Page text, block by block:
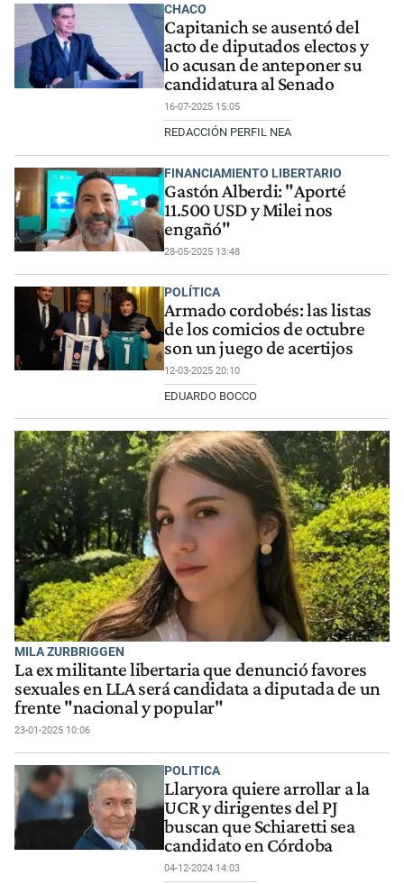
CHACO
Capitanich se ausentó del
acto de diputados electos y
lo acusan de anteponer su
candidatura al Senado
16-07-2025 15:05
REDACCIÓN PERFIL NEA
FINANCIAMIENTO LIBERTARIO
Gastón Alberdi: "Aporté
11.500 USD y Milei nos
engañó"
28-05-2025 13:48
POLÍTICA
Armado cordobés: las listas
de los comicios de octubre
son un juego de acertijos
12-03-2025 20:10
EDUARDO BOCCO
MILA ZURBRIGGEN
La ex militante libertaria que denunció favores
sexuales en LLA será candidata a diputada de un
frente "nacional y popular"
23-01-2025 10:06
POLITICA
Llaryora quiere arrollar a la
UCR y dirigentes del PJ
buscan que Schiaretti sea
candidato en Córdoba
04-12-2024 14:03